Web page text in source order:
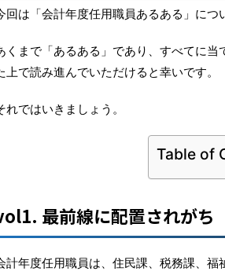
回は「会計年度任用職員あるある」につ
くまで「あるある」であり、すべてに
上で読み進んでいただけると幸いです。
れではいきましょう。
Table of
最前線に配置されがち
計年度任用職員は、住民課、税務課、